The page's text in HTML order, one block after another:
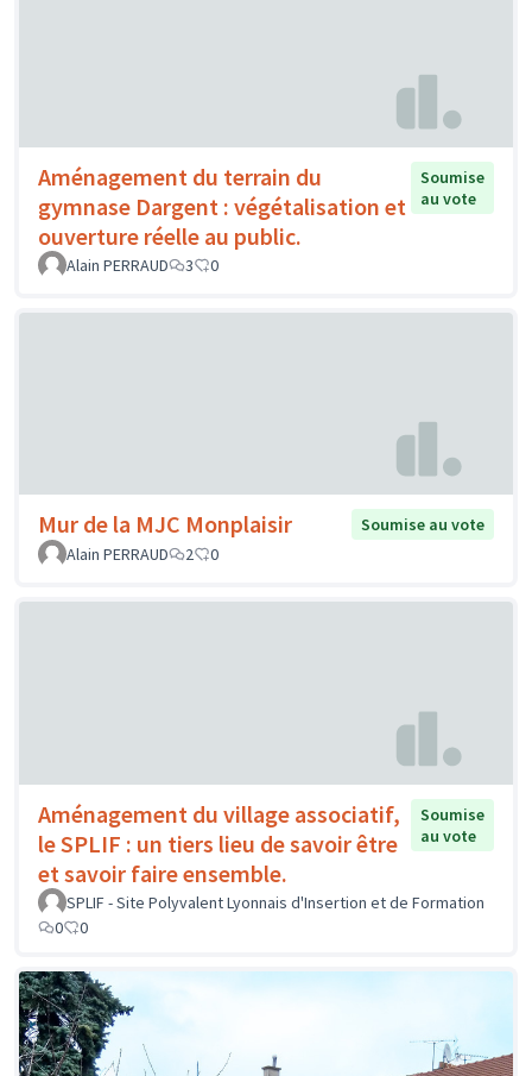
Aménagement du terrain du
gymnase Dargent : végétalisation et
ouverture réelle au public.
Soumise
au vote
Alain PERRAUD 3 0
Mur de la MJC Monplaisir
Soumise au vote
Alain PERRAUD
2 0
Aménagement du village associatif,
le SPLIF : un tiers lieu de savoir être
et savoir faire ensemble.
Soumise
au vote
SPLIF - Site Polyvalent Lyonnais d'Insertion et de Formation
0
0